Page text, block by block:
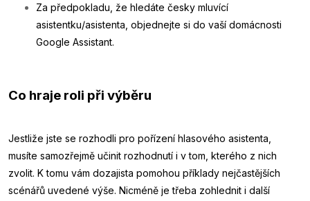
Za předpokladu, že hledáte česky mluvící
asistentku/asistenta, objednejte si do vaší domácnosti
Google Assistant.
Co hraje roli při výběru
Jestliže jste se rozhodli pro pořízení hlasového asistenta,
musíte samozřejmě učinit rozhodnutí i v tom, kterého z nich
zvolit. K tomu vám dozajista pomohou příklady nejčastějších
scénářů uvedené výše. Nicméně je třeba zohlednit i další